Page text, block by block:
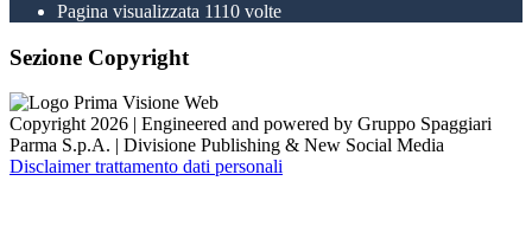
Pagina visualizzata 1110 volte
Sezione Copyright
Copyright 2026 | Engineered and powered by Gruppo Spaggiari
Parma S.p.A. | Divisione Publishing & New Social Media
Disclaimer trattamento dati personali